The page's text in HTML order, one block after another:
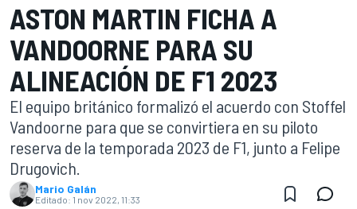
ASTON MARTIN FICHA A
VANDOORNE PARA SU
ALINEACIÓN DE F1 2023
El equipo británico formalizó el acuerdo con Stoffel
Vandoorne para que se convirtiera en su piloto
reserva de la temporada 2023 de F1, junto a Felipe
Drugovich.
Mario Galán
Editado: 1 nov 2022, 11:33